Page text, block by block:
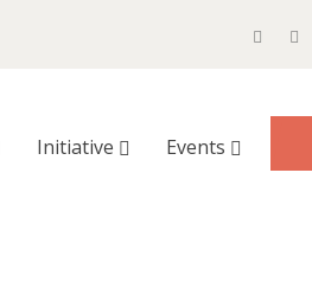
Initiative Events